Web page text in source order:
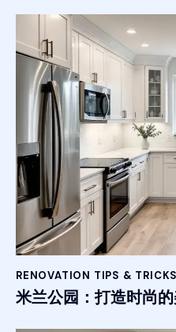
RENOVATION TIPS & TRICKS
米兰公园：打造时尚